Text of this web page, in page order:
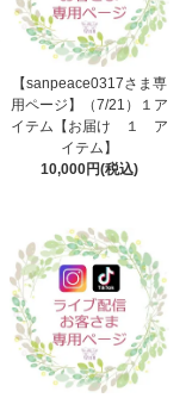
【sanpeace0317さま専
用ページ】（7/21）１ア
イテム【お届け １ ア
イテム】
10,000円(税込)